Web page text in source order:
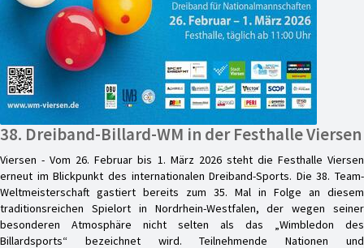
38. Dreiband-Billard-WM in der Festhalle Viersen
Viersen - Vom 26. Februar bis 1. März 2026 steht die Festhalle Viersen
erneut im Blickpunkt des internationalen Dreiband-Sports. Die 38. Team-
Weltmeisterschaft gastiert bereits zum 35. Mal in Folge an diesem
traditionsreichen Spielort in Nordrhein-Westfalen, der wegen seiner
besonderen Atmosphäre nicht selten als das „Wimbledon des
Billardsports“ bezeichnet wird. Teilnehmende Nationen und